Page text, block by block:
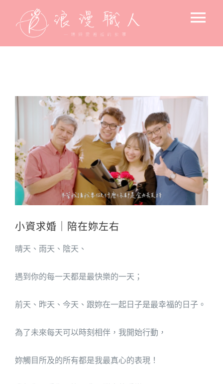
飯店 / 房間佈置
小資求婚佈置
求婚空間設計
告白＆節日驚喜佈置
生日佈置
超值浪漫方案
戶外浪漫佈置
北歐風格-花藝主調
美式風格-燈藝主調
大型氣球主題
專人到場佈置
氛圍設備出租
投影布幕
活動音響
麥克風&輸出
出場特效
鮮花
永生花
禮品花
Image
小資求婚｜陪在妳左右
晴天、雨天、陰天、
遇到你的每一天都是最快樂的一天；
前天、昨天、今天、跟妳在一起日子是最幸福的日子。
為了未來每天可以時刻相伴，我開始行動，
妳觸目所及的所有都是我最真心的表現！